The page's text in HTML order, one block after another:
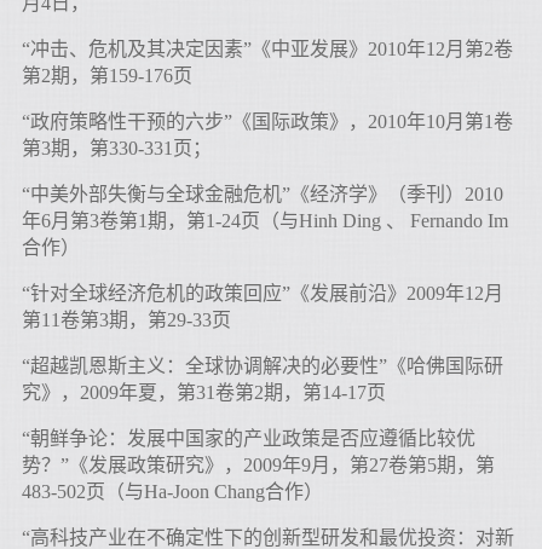
“冲击、危机及其决定因素”《中亚发展》2010年12月第2卷
第2期，第159-176页
“政府策略性干预的六步”《国际政策》，2010年10月第1卷
第3期，第330-331页；
“中美外部失衡与全球金融危机”《经济学》（季刊）2010
年6月第3卷第1期，第1-24页（与Hinh Ding 、 Fernando Im
合作）
“针对全球经济危机的政策回应”《发展前沿》2009年12月
第11卷第3期，第29-33页
“超越凯恩斯主义：全球协调解决的必要性”《哈佛国际研
究》，2009年夏，第31卷第2期，第14-17页
“朝鲜争论：发展中国家的产业政策是否应遵循比较优
势？”《发展政策研究》，2009年9月，第27卷第5期，第
483-502页（与Ha-Joon Chang合作）
“高科技产业在不确定性下的创新型研发和最优投资：对新